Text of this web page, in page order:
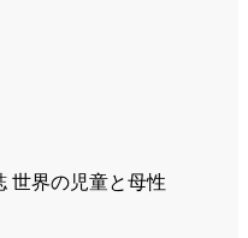
世界の児童と母性